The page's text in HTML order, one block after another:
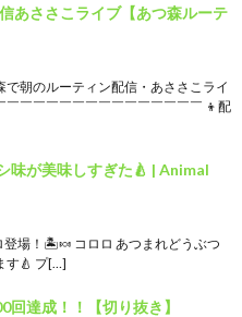
あささこライブ【あつ森ルーテ
で朝のルーティン配信・あささこライ
￣￣￣￣￣￣￣￣￣￣￣￣￣￣￣ 👦配
味が美味しすぎた🍐 | Animal
登場！🏝️🍬 コロロ あつまれどうぶつ
す🍐 プ[…]
回達成！！【切り抜き】